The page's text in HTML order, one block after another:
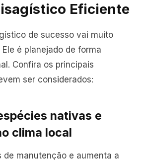
Eficiente
de sucesso vai muito
é planejado de forma
Confira os principais
ser considerados:
nativas e
clima local
de manutenção e aumenta a